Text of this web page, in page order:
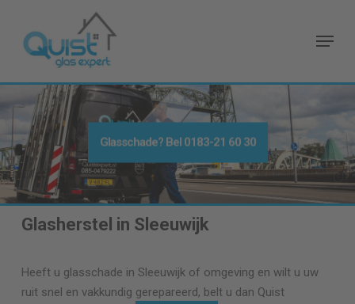
main
Menu
Glasschade? Bel 0183-21 60 30
Glasherstel in Sleeuwijk
Heeft u glasschade in Sleeuwijk of omgeving en wilt u uw
ruit snel en vakkundig gerepareerd, belt u dan Quist